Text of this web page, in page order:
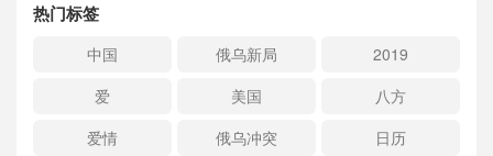
热门标签
中国 俄乌新局
2019
爱
美国
八方
爱情
俄乌冲突
日历